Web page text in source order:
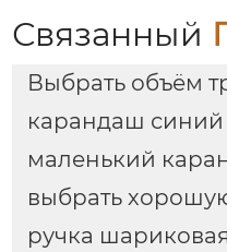
Связанный
Выбрать объём
карандаш
маленький
выбрать
ручка